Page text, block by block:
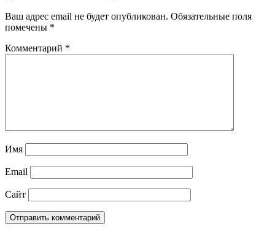
Ваш адрес email не будет опубликован. Обязательные поля
помечены *
Комментарий *
Имя
Email
Сайт